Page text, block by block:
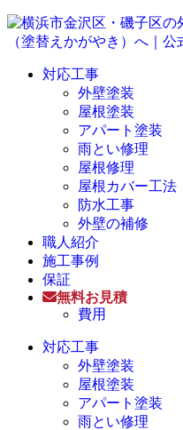
対応工事
外壁塗装
屋根塗装
アパート塗装
雨とい修理
屋根修理
屋根カバー工法
防水工事
外壁の補修
職人紹介
施工事例
保証
無料お見積
費用
対応工事
外壁塗装
屋根塗装
アパート塗装
雨とい修理